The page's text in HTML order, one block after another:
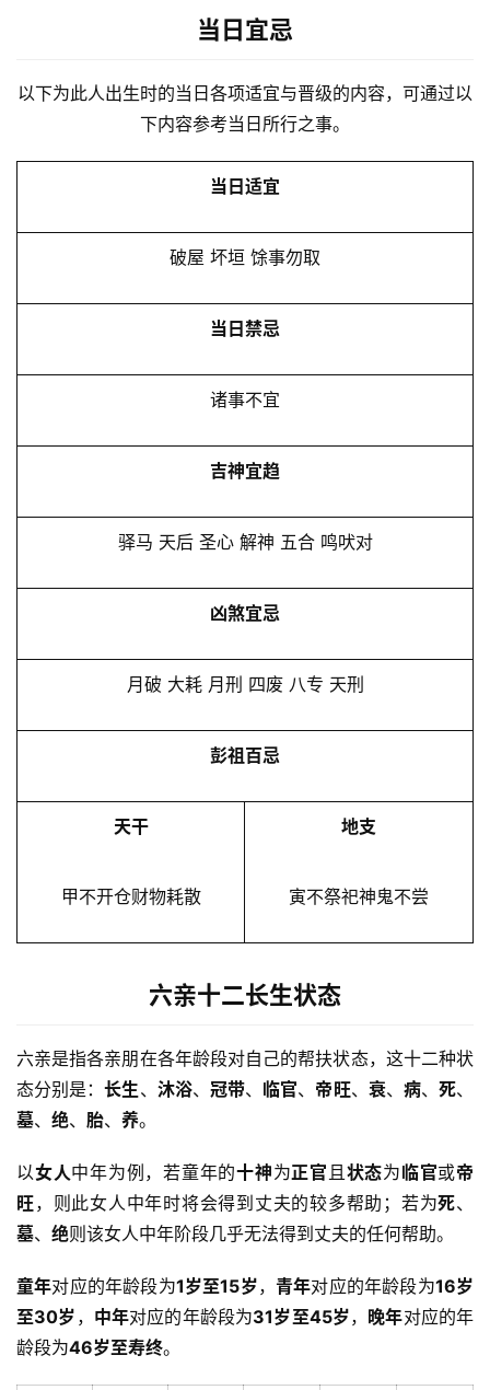
当日宜忌
以下为此人出生时的当日各项适宜与晋级的内容，可通过以
下内容参考当日所行之事。
当日适宜
破屋 坏垣 馀事勿取
当日禁忌
诸事不宜
吉神宜趋
驿马 天后 圣心 解神 五合 鸣吠对
凶煞宜忌
月破 大耗 月刑 四废 八专 天刑
彭祖百忌
天干
甲不开仓财物耗散
地支
寅不祭祀神鬼不尝
六亲十二长生状态
六亲是指各亲朋在各年龄段对自己的帮扶状态，这十二种状
态分别是：长生、 沐浴、 冠带、 临官、 帝旺、 衰、 病、死、
墓、 绝、 胎、 养。
以女人中年为例，若童年的十神为正官且状态为临官或帝
旺，则此女人中年时将会得到丈夫的较多帮助；若为死、
墓、 绝则该女人中年阶段几乎无法得到丈夫的任何帮助。
童年对应的年龄段为1岁至15岁，青年对应的年龄段为16岁
至30岁 ， 中年对应的年龄段为31岁至45岁， 晚年对应的年
龄段为46岁至寿终。